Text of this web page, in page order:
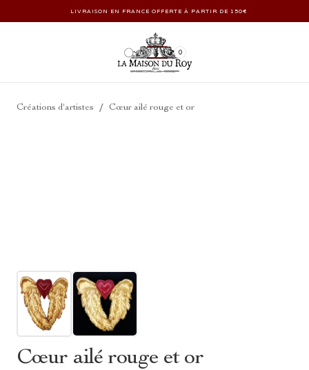
LIVRAISON EN FRANCE OFFERTE À PARTIR DE 150€
0
Créations d'artistes / Cœur ailé rouge et or
Cœur ailé rouge et or